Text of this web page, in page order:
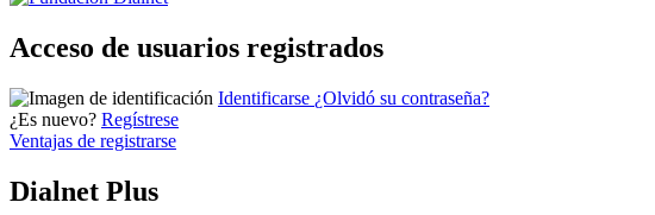
Acceso de usuarios registrados
Identificarse ¿Olvidó su contraseña?
¿Es nuevo? Regístrese
Ventajas de registrarse
Dialnet Plus